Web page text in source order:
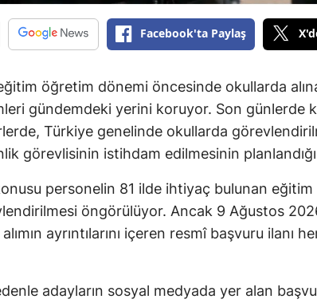
Facebook'ta Paylaş
öğretim dönemi öncesinde okullarda
gündemdeki yerini koruyor. Son günlerde
Türkiye genelinde okullarda
görevlisinin istihdam edilmesinin
personelin 81 ilde ihtiyaç bulunan eğitim
öngörülüyor. Ancak 9 Ağustos
ayrıntılarını içeren resmî başvuru ilanı
adayların sosyal medyada yer alan